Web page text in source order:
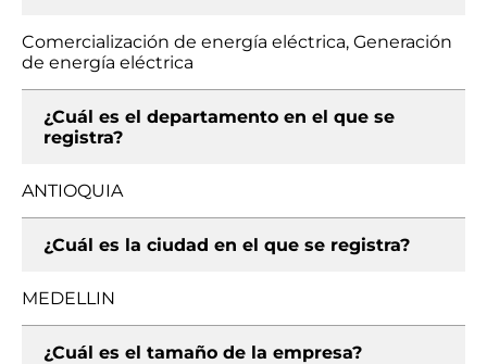
Comercialización de energía eléctrica, Generación
de energía eléctrica
¿Cuál es el departamento en el que se
registra?
ANTIOQUIA
¿Cuál es la ciudad en el que se registra?
MEDELLIN
¿Cuál es el tamaño de la empresa?